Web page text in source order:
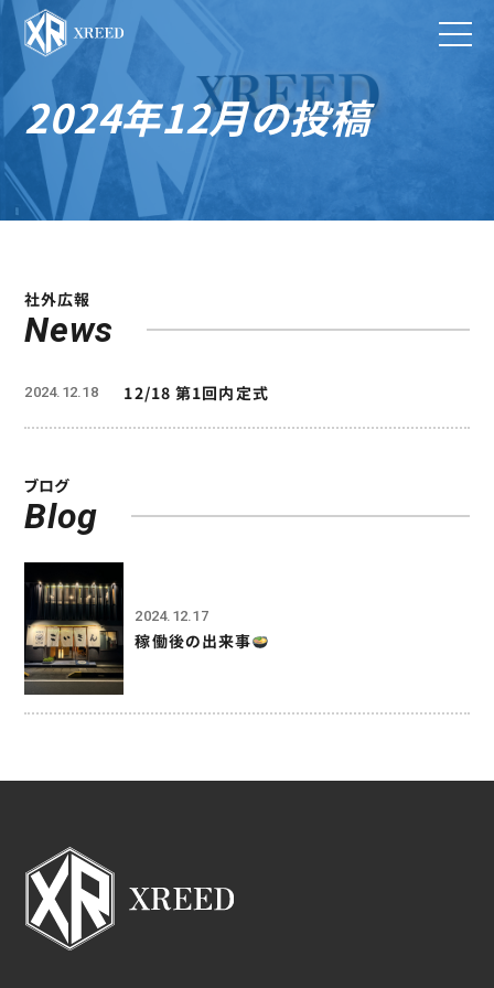
2024年12月の投稿
社外広報
News
2024.12.18 12/18 第1回内定式
ブログ
Blog
2024.12.17
稼働後の出来事